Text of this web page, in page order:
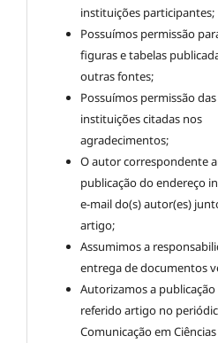
instituições participantes;
Possuímos permissão
figuras e tabelas
outras fontes;
Possuímos permissão
instituições citadas nos
agradecimentos;
O autor correspondente
publicação do endereço
e-mail do(s) autor(es)
artigo;
Assumimos a
entrega de documentos
Autorizamos a
referido artigo no
Comunicação em